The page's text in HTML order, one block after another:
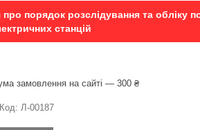
порядок розслідування та обліку
станцій
замовлення на сайті — 300 ₴
Код: Л-00187